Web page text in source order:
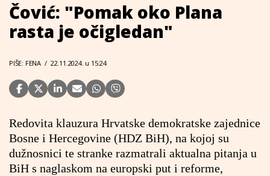
Čović: "Pomak oko Plana
rasta je očigledan"
PIŠE: FENA / 22.11.2024. u 15:24
Redovita klauzura Hrvatske demokratske zajednice
Bosne i Hercegovine (HDZ BiH), na kojoj su
dužnosnici te stranke razmatrali aktualna pitanja u
BiH s naglaskom na europski put i reforme,